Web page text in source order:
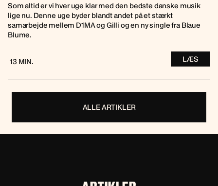
Som altid er vi hver uge klar med den bedste danske musik
lige nu. Denne uge byder blandt andet på et stærkt
samarbejde mellem D1MA og Gilli og en ny single fra Blaue
Blume.
13 MIN. LÆS
ALLE ARTIKLER